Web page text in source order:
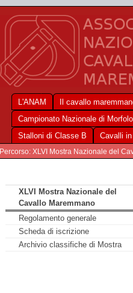
L'ANAM Il cavallo
Campionato Nazionale di
Stalloni di Classe B
Cavalli
Percorso: XLVI Mostra Nazionale del
XLVI Mostra Nazionale del
Cavallo Maremmano
Regolamento generale
Scheda di iscrizione
Archivio classifiche di Mostra